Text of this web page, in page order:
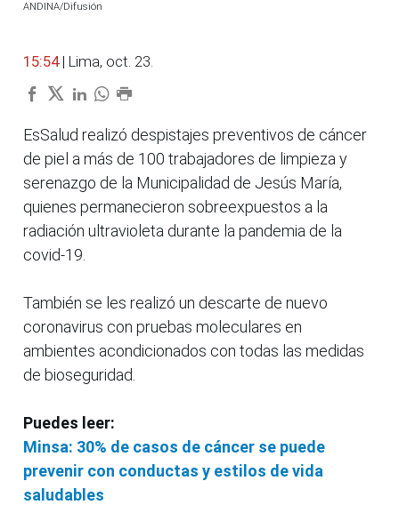
ANDINA/Difusión
15:54 | Lima, oct. 23.
EsSalud realizó despistajes preventivos de cáncer
de piel a más de 100 trabajadores de limpieza y
serenazgo de la Municipalidad de Jesús María,
quienes permanecieron sobreexpuestos a la
radiación ultravioleta durante la pandemia de la
covid-19.
También se les realizó un descarte de nuevo
coronavirus con pruebas moleculares en
ambientes acondicionados con todas las medidas
de bioseguridad.
Puedes leer:
Minsa: 30% de casos de cáncer se puede
prevenir con conductas y estilos de vida
saludables